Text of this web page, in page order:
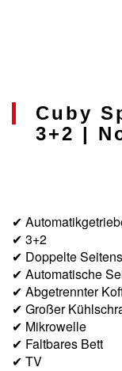
Cuby
3+2 |
✔
✔ 3+2
✔ Doppelte
✔ Automatische
✔ Abgetrennter
✔ Großer
✔ Mikrowelle
✔ Faltbares Bett
✔ TV